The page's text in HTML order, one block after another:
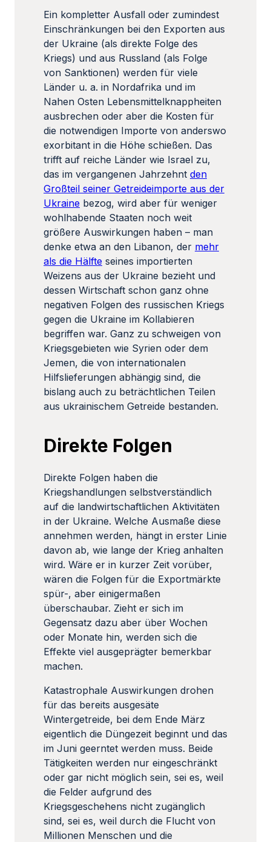
Ein kompletter Ausfall oder zumindest
Einschränkungen bei den Exporten aus
der Ukraine (als direkte Folge des
Kriegs) und aus Russland (als Folge
von Sanktionen) werden für viele
Länder u. a. in Nordafrika und im
Nahen Osten Lebensmittelknappheiten
ausbrechen oder aber die Kosten für
die notwendigen Importe von anderswo
exorbitant in die Höhe schießen. Das
trifft auf reiche Länder wie Israel zu,
das im vergangenen Jahrzehnt den
Großteil seiner Getreideimporte aus der
Ukraine bezog, wird aber für weniger
wohlhabende Staaten noch weit
größere Auswirkungen haben – man
denke etwa an den Libanon, der mehr
als die Hälfte seines importierten
Weizens aus der Ukraine bezieht und
dessen Wirtschaft schon ganz ohne
negativen Folgen des russischen Kriegs
gegen die Ukraine im Kollabieren
begriffen war. Ganz zu schweigen von
Kriegsgebieten wie Syrien oder dem
Jemen, die von internationalen
Hilfslieferungen abhängig sind, die
bislang auch zu beträchtlichen Teilen
aus ukrainischem Getreide bestanden.
Direkte Folgen
Direkte Folgen haben die
Kriegshandlungen selbstverständlich
auf die landwirtschaftlichen Aktivitäten
in der Ukraine. Welche Ausmaße diese
annehmen werden, hängt in erster Linie
davon ab, wie lange der Krieg anhalten
wird. Wäre er in kurzer Zeit vorüber,
wären die Folgen für die Exportmärkte
spür-, aber einigermaßen
überschaubar. Zieht er sich im
Gegensatz dazu aber über Wochen
oder Monate hin, werden sich die
Effekte viel ausgeprägter bemerkbar
machen.
Katastrophale Auswirkungen drohen
für das bereits ausgesäte
Wintergetreide, bei dem Ende März
eigentlich die Düngezeit beginnt und das
im Juni geerntet werden muss. Beide
Tätigkeiten werden nur eingeschränkt
oder gar nicht möglich sein, sei es, weil
die Felder aufgrund des
Kriegsgeschehens nicht zugänglich
sind, sei es, weil durch die Flucht von
Millionen Menschen und die